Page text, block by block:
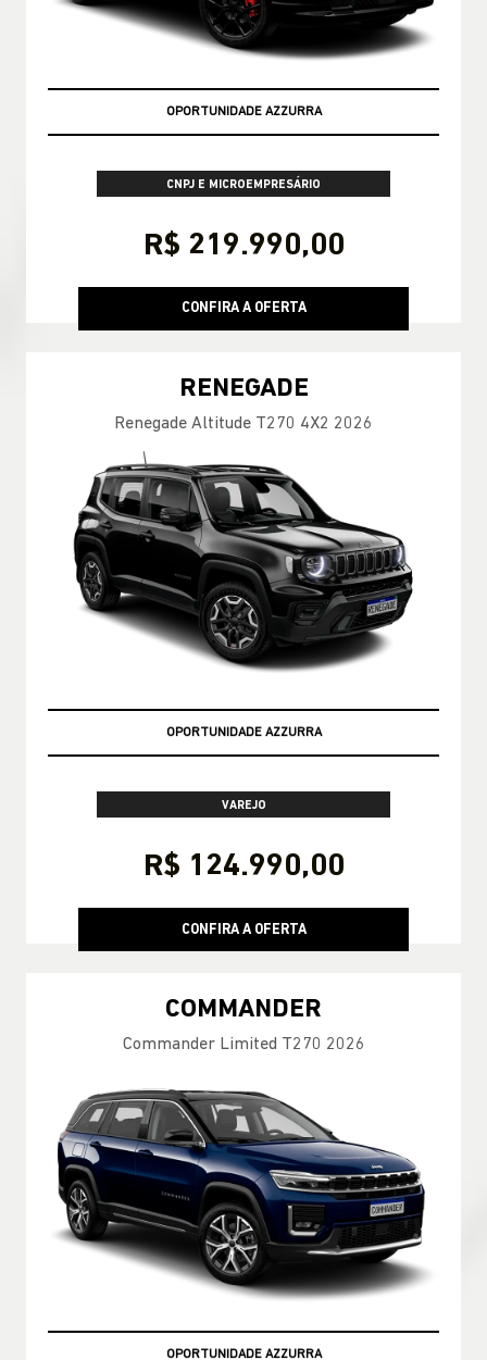
OPORTUNIDADE AZZURRA
CNPJ E MICROEMPRESÁRIO
R$ 219.990,00
CONFIRA A OFERTA
RENEGADE
Renegade Altitude T270 4X2 2026
SUPER VALORIZAÇÃO DO SEU USADO
VAREJO
R$ 124.990,00
CONFIRA A OFERTA
COMMANDER
Commander Limited T270 2026
TAXA ZERO